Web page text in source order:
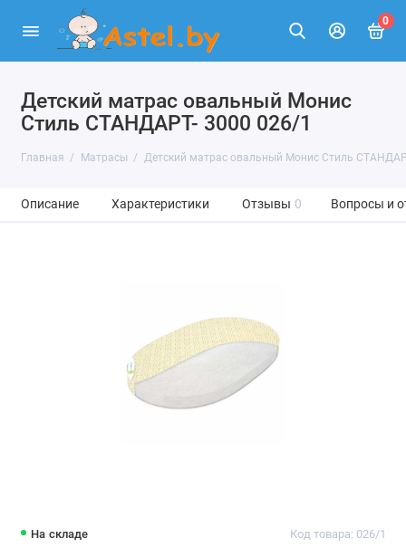
0
Детский матрас овальный Монис
Стиль СТАНДАРТ- 3000 026/1
Главная Матрасы Детский матрас овальный Монис Стиль
Описание Характеристики Отзывы 0 Вопросы и
На складе Код товара: 026/1